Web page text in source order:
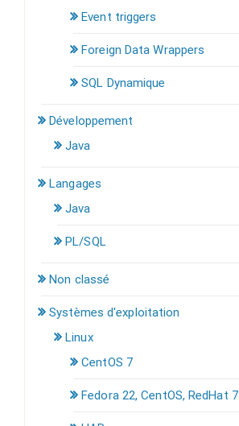
Event triggers
Foreign Data Wrappers
SQL Dynamique
Développement
Java
Langages
Java
PL/SQL
Non classé
Systèmes d'exploitation
Linux
CentOS 7
Fedora 22, CentOS, RedHat 7